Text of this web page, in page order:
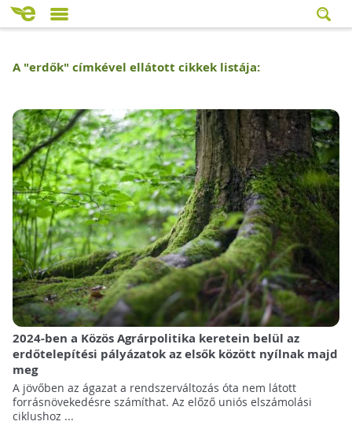
A "erdők" címkével ellátott cikkek listája:
2024-ben a Közös Agrárpolitika keretein belül az
erdőtelepítési pályázatok az elsők között nyílnak majd
meg
A jövőben az ágazat a rendszerváltozás óta nem látott
forrásnövekedésre számíthat. Az előző uniós elszámolási
ciklushoz ...